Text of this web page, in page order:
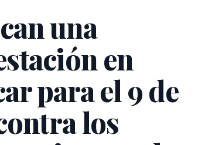
una
en
para el 9 de
los